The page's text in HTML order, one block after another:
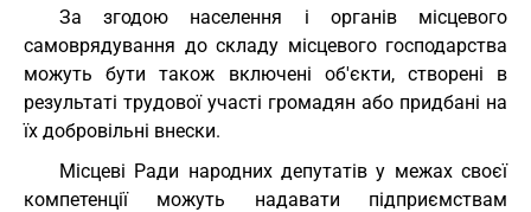
За згодою населення і органів місцевого
самоврядування до складу місцевого господарства
можуть бути також включені об'єкти, створені в
результаті трудової участі громадян або придбані на
їх добровільні внески.
Місцеві Ради народних депутатів у межах своєї
компетенції можуть надавати підприємствам